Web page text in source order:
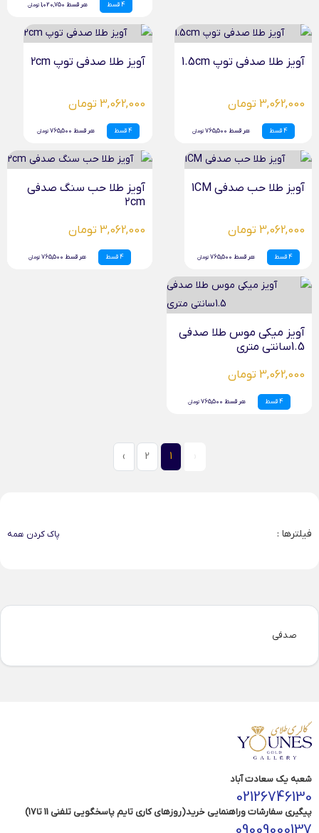
4 قسط هر قسط 1,020,750 تومان
آویز طلا صدفی توپ 1.5cm
3,062,000 تومان
4 قسط هر قسط 765,500 تومان
آویز طلا صدفی توپ 2cm
3,062,000 تومان
4 قسط هر قسط 765,500 تومان
آویز طلا حب صدفی 1CM
3,062,000 تومان
4 قسط هر قسط 765,500 تومان
آویز طلا حب سنگ صدفی
۲cm
3,062,000 تومان
4 قسط هر قسط 765,500 تومان
آویز میکی موس طلا صدفی
1.5سانتی متری
3,062,000 تومان
4 قسط هر قسط 765,500 تومان
1
2
›
فیلترها : پاک کردن همه
صدفی
شعبه یک سعادت آباد
02126746130
پیگیری سفارشات وراهنمایی خرید(روزهای کاری تایم پاسخگویی تلفنی 11 تا17)